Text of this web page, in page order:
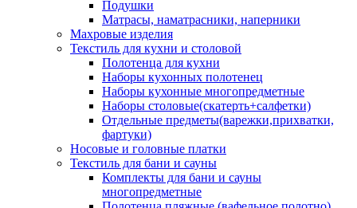
Подушки
Матрасы, наматрасники, наперники
Махровые изделия
Текстиль для кухни и столовой
Полотенца для кухни
Наборы кухонных полотенец
Наборы кухонные многопредметные
Наборы столовые(скатерть+салфетки)
Отдельные предметы(варежки,прихватки,
фартуки)
Носовые и головные платки
Текстиль для бани и сауны
Комплекты для бани и сауны
многопредметные